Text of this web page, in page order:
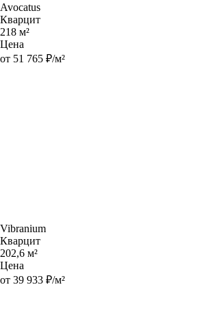
Avocatus
Кварцит
218 м²
Цена
от 51 765 ₽/м²
Vibranium
Кварцит
202,6 м²
Цена
от 39 933 ₽/м²